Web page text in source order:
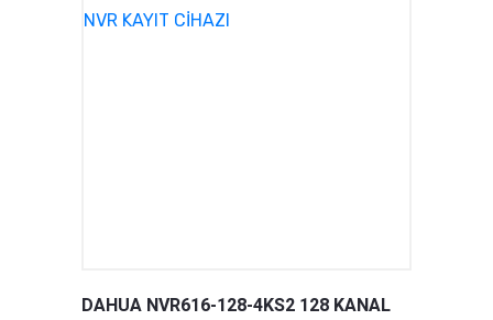
DAHUA NVR616-128-4KS2 128 KANAL